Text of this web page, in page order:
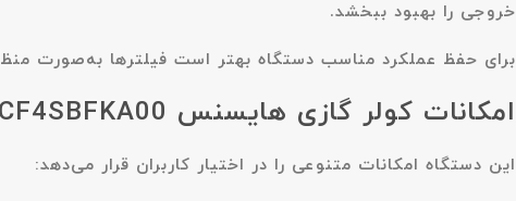
خروجی را بهبود ببخشد.
برای حفظ عملکرد مناسب دستگاه بهتر است فیلترها به‌صورت
امکانات کولر گازی هایسنس AS-24CF4SBFKA00
این دستگاه امکانات متنوعی را در اختیار کاربران قرار می‌دهد: